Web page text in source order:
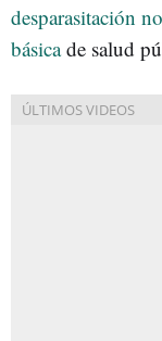
desparasitación
básicade salud